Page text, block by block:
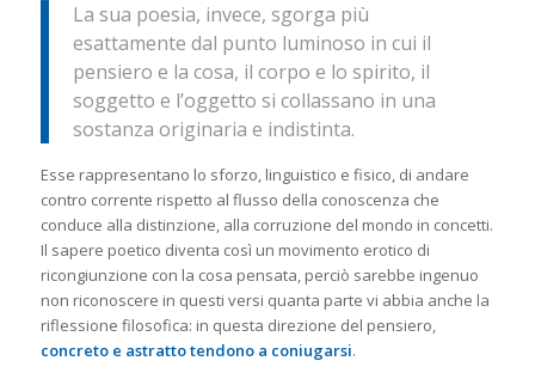
La sua poesia, invece, sgorga più
esattamente dal punto luminoso in cui il
pensiero e la cosa, il corpo e lo spirito, il
soggetto e l’oggetto si collassano in una
sostanza originaria e indistinta.
Esse rappresentano lo sforzo, linguistico e fisico, di andare
contro corrente rispetto al flusso della conoscenza che
conduce alla distinzione, alla corruzione del mondo in concetti.
Il sapere poetico diventa così un movimento erotico di
ricongiunzione con la cosa pensata, perciò sarebbe ingenuo
non riconoscere in questi versi quanta parte vi abbia anche la
riflessione filosofica: in questa direzione del pensiero,
concreto e astratto tendono a coniugarsi.